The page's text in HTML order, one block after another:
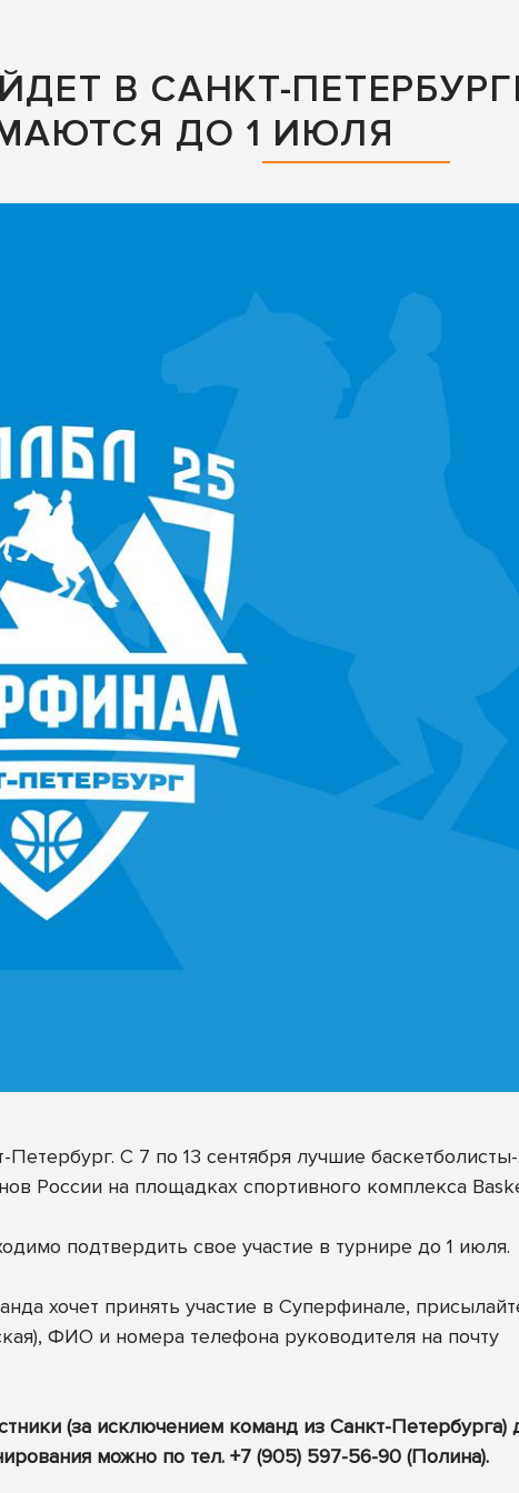
В САНКТ-
ДО 1 ИЮЛЯ
С 7 по 13 сентября лучшие
России на площадках спортивного комплекса
подтвердить свое участие в турнире до 1 июля.
хочет принять участие в Суперфинале,
ФИО и номера телефона руководителя на почту
(за исключением команд из Санкт-Петербурга)
можно по тел. +7 (905) 597-56-90 (Полина).